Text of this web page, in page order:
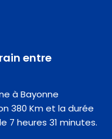
entre
à Bayonne
380 Km et la durée
7 heures 31 minutes.